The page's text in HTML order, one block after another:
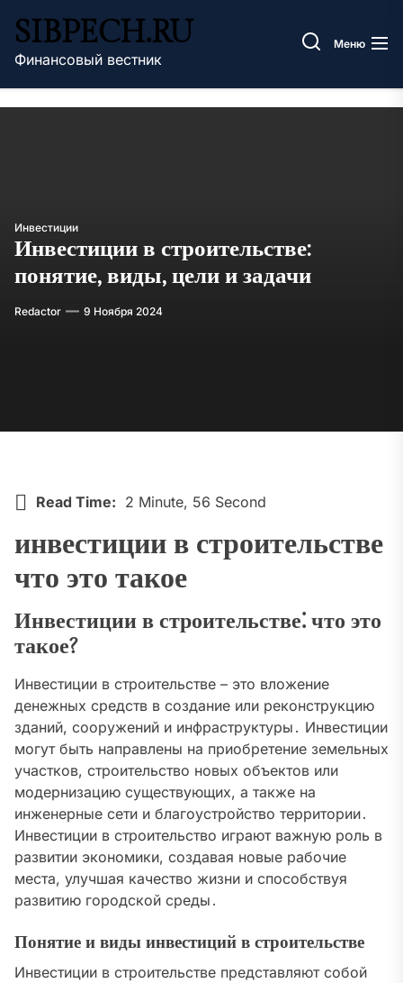
содержимому
SIBPECH.RU
Финансовый вестник
Меню
Инвестиции
Инвестиции в строительстве:
понятие, виды, цели и задачи
Redactor 9 Ноября 2024
Read Time: 2 Minute, 56 Second
инвестиции в строительстве
что это такое
Инвестиции в строительстве⁚ что это
такое?
Инвестиции в строительстве – это вложение
денежных средств в создание или реконструкцию
зданий, сооружений и инфраструктуры․ Инвестиции
могут быть направлены на приобретение земельных
участков, строительство новых объектов или
модернизацию существующих, а также на
инженерные сети и благоустройство территории․
Инвестиции в строительство играют важную роль в
развитии экономики, создавая новые рабочие
места, улучшая качество жизни и способствуя
развитию городской среды․
Понятие и виды инвестиций в строительстве
Инвестиции в строительстве представляют собой